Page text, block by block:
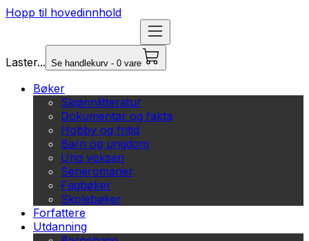
Hopp til hovedinnhold
Laster... Se handlekurv - 0 vare
Bøker
Skjønnlitteratur
Dokumentar og fakta
Hobby og fritid
Barn og ungdom
Ung voksen
Serieromaner
Fagbøker
Skolebøker
Forfattere
Utdanning